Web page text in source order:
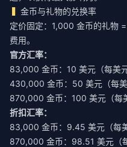
金币与礼物的兑换率
定价固定：1,000 金币的礼物
费用。
官方汇率：
83,000 金币：10 美元（每美
430,000 金币：50 美元（每
870,000 金币：100 美元（每
折扣汇率：
83,000 金币：9.45 美元（每
870,000 金币：98.51 美元（